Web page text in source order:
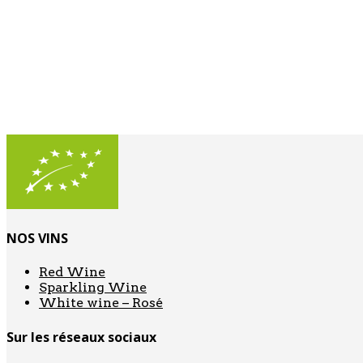
NOS VINS
Red Wine
Sparkling Wine
White wine – Rosé
Sur les réseaux sociaux